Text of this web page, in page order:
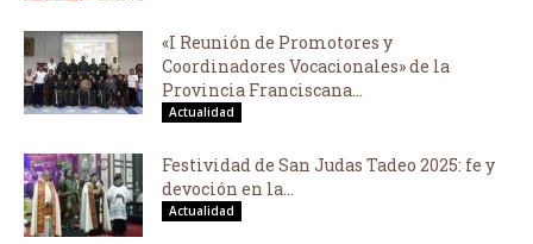
«I Reunión de Promotores y
Coordinadores Vocacionales» de la
Provincia Franciscana...
Actualidad
Festividad de San Judas Tadeo 2025: fe y
devoción en la...
Actualidad